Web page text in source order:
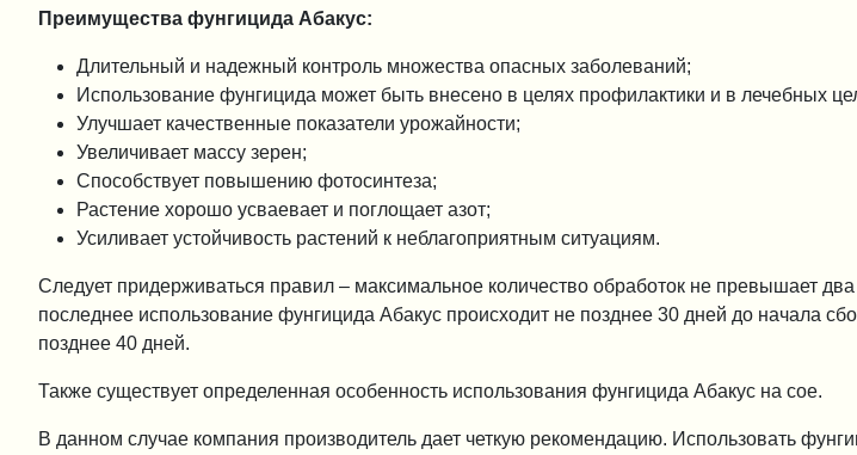
Преимущества фунгицида Абакус:
Длительный и надежный контроль множества опасных заболеваний;
Использование фунгицида может быть внесено в целях профилактики и в лечебных
Улучшает качественные показатели урожайности;
Увеличивает массу зерен;
Способствует повышению фотосинтеза;
Растение хорошо усваевает и поглощает азот;
Усиливает устойчивость растений к неблагоприятным ситуациям.
Следует придерживаться правил – максимальное количество обработок не превышает два
последнее использование фунгицида Абакус происходит не позднее 30 дней до начала
позднее 40 дней.
Также существует определенная особенность использования фунгицида Абакус на сое.
В данном случае компания производитель дает четкую рекомендацию. Использовать